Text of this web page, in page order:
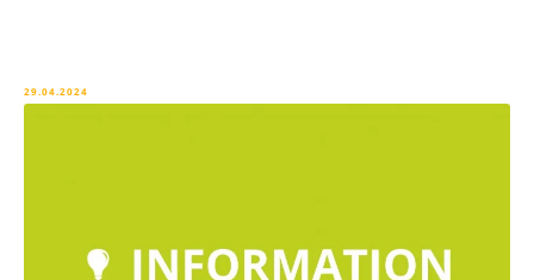
29.04.2024